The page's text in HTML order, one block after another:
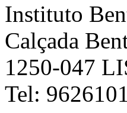
Instituto
Calçada
1250-047
Tel: